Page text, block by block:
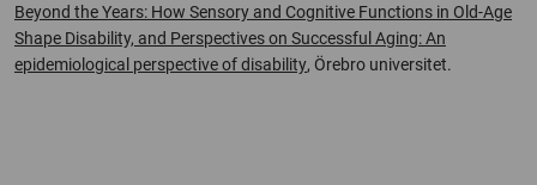
Beyond the Years: How Sensory and Cognitive Functions in Old-Age
Shape Disability, and Perspectives on Successful Aging: An
epidemiological perspective of disability, Örebro universitet.